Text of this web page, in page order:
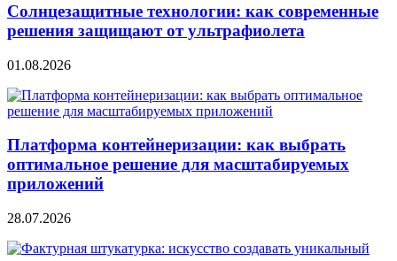
Солнцезащитные технологии: как современные
решения защищают от ультрафиолета
01.08.2026
Платформа контейнеризации: как выбрать
оптимальное решение для масштабируемых
приложений
28.07.2026